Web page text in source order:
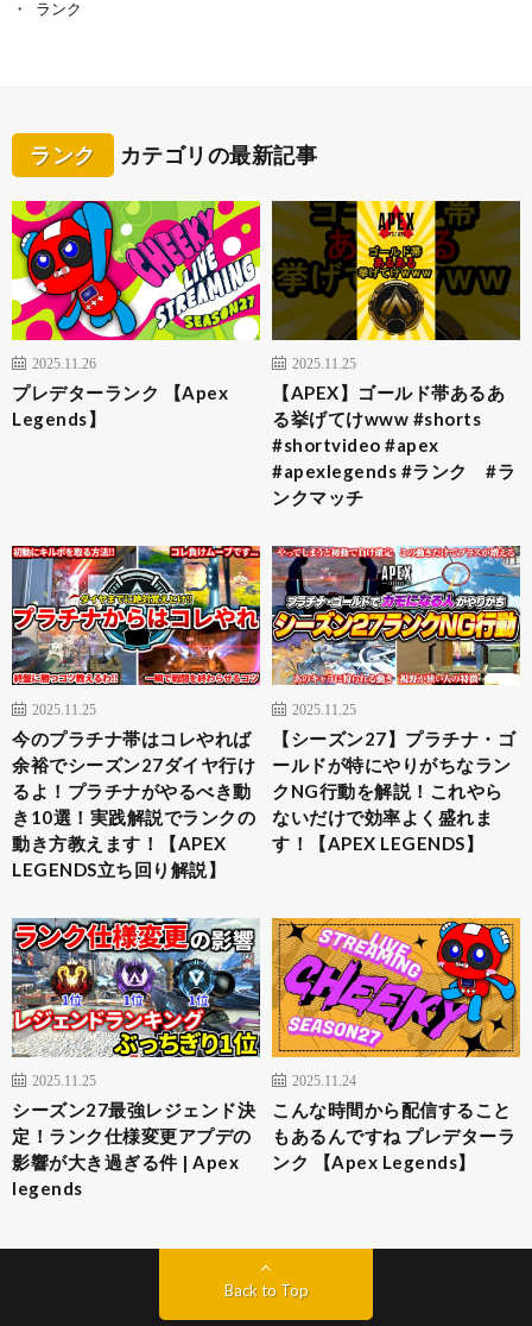
ランク
ランク カテゴリの最新記事
2025.11.26
プレデターランク 【Apex
Legends】
2025.11.25
【APEX】ゴールド帯あるあ
る挙げてけwww #shorts
#shortvideo #apex
#apexlegends #ランク #ラ
ンクマッチ
2025.11.25
今のプラチナ帯はコレやれば
余裕でシーズン27ダイヤ行け
るよ！プラチナがやるべき動
き10選！実践解説でランクの
動き方教えます！【APEX
LEGENDS立ち回り解説】
2025.11.25
【シーズン27】プラチナ・ゴ
ールドが特にやりがちなラン
クNG行動を解説！これやら
ないだけで効率よく盛れま
す！【APEX LEGENDS】
2025.11.25
シーズン27最強レジェンド決
定！ランク仕様変更アプデの
影響が大き過ぎる件 | Apex
legends
2025.11.24
こんな時間から配信すること
もあるんですね プレデターラ
ンク 【Apex Legends】
Back to Top